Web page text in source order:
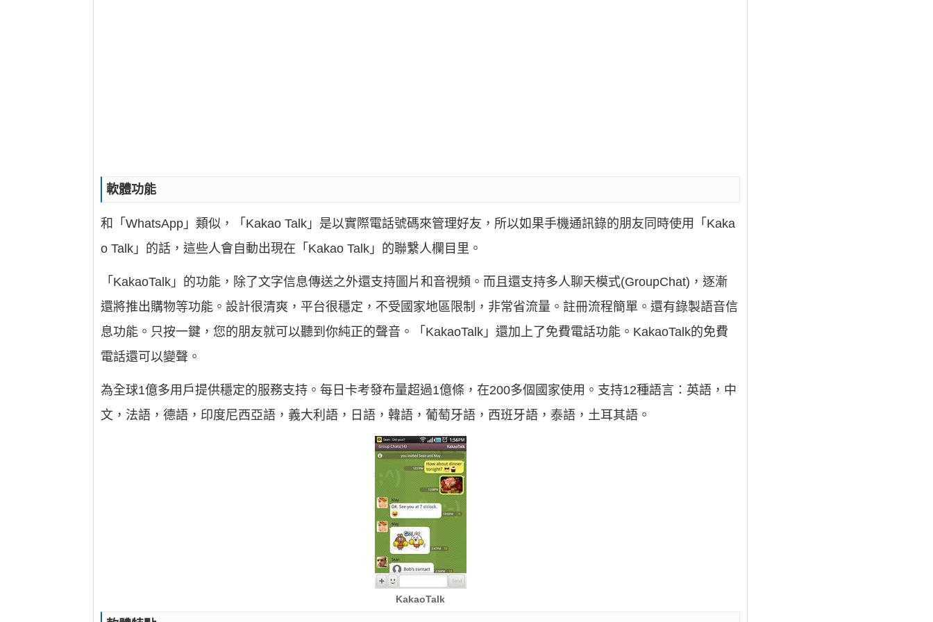
軟體功能
和「WhatsApp」類似，「Kakao Talk」是以實際電話號碼來管理好友，所以如果手機通訊錄的朋友同時使用「Kaka
o Talk」的話，這些人會自動出現在「Kakao Talk」的聯繫人欄目里。
「KakaoTalk」的功能，除了文字信息傳送之外還支持圖片和音視頻。而且還支持多人聊天模式(GroupChat)，逐漸
還將推出購物等功能。設計很清爽，平台很穩定，不受國家地區限制，非常省流量。註冊流程簡單。還有錄製語音信
息功能。只按一鍵，您的朋友就可以聽到你純正的聲音。「KakaoTalk」還加上了免費電話功能。KakaoTalk的免費
電話還可以變聲。
為全球1億多用戶提供穩定的服務支持。每日卡考發布量超過1億條，在200多個國家使用。支持12種語言：英語，中
文，法語，德語，印度尼西亞語，義大利語，日語，韓語，葡萄牙語，西班牙語，泰語，土耳其語。
KakaoTalk